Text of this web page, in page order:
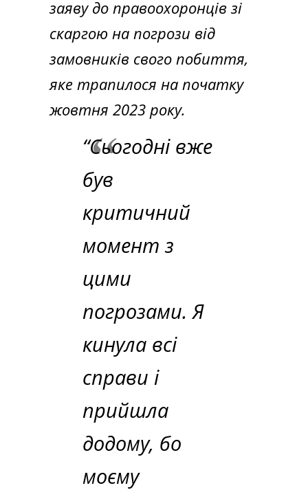
заяву до правоохоронців зі
скаргою на погрози від
замовників свого побиття,
яке трапилося на початку
жовтня 2023 року.
“Сьогодні вже
був
критичний
момент з
цими
погрозами. Я
кинула всі
справи і
прийшла
додому, бо
моєму